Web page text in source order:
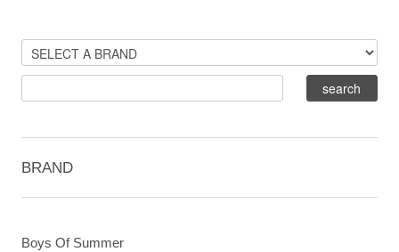
BRAND
Boys Of Summer